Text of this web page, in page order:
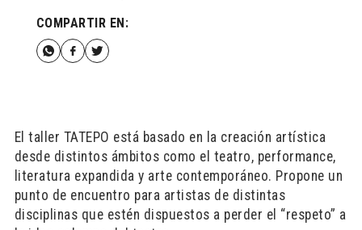
COMPARTIR EN:
El taller TATEPO está basado en la creación artística
desde distintos ámbitos como el teatro, performance,
literatura expandida y arte contemporáneo. Propone un
punto de encuentro para artistas de distintas
disciplinas que estén dispuestos a perder el “respeto” a